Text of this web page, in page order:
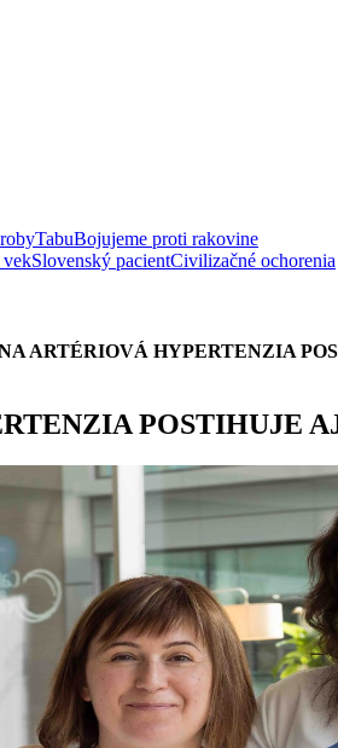
TabuBojujeme proti rakovine
vekSlovenský pacientCivilizačné ochorenia
ARTÉRIOVÁ HYPERTENZIA
POSTIHUJE